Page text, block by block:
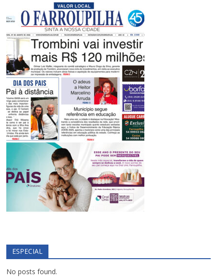
ESPECIAL
No posts found.